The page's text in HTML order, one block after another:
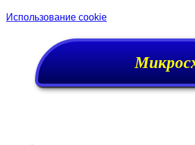
Использование cookie